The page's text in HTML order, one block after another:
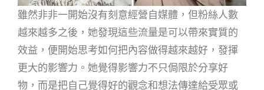
雖然非非一開始沒有刻意經營自媒體，但粉絲人數
越來越多之後，她發現這些流量是可以帶來實質的
效益，便開始思考如何把內容做得越來越好，發揮
更大的影響力。她覺得影響力不只侷限於分享好
物，而是把自己覺得好的觀念和想法傳達給受眾或